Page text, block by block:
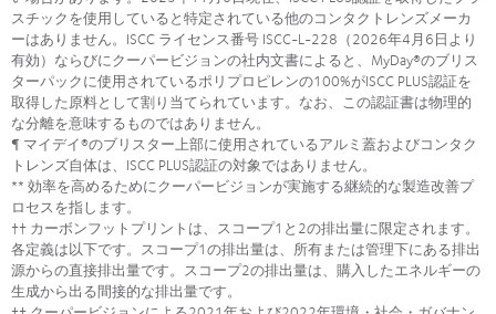
スチックを使用していると特定されている他のコンタクトレンズメーカ
ーはありません。ISCC ライセンス番号 ISCC-L-228（2026年4月6日より
有効）ならびにクーパービジョンの社内文書によると、MyDay®のブリス
ターパックに使用されているポリプロピレンの100%がISCC PLUS認証を
取得した原料として割り当てられています。なお、この認証書は物理的
な分離を意味するものではありません。
¶ マイデイ®のブリスター上部に使用されているアルミ蓋およびコンタク
トレンズ自体は、ISCC PLUS認証の対象ではありません。
** 効率を高めるためにクーパービジョンが実施する継続的な製造改善プ
ロセスを指します。
†† カーボンフットプリントは、スコープ1と2の排出量に限定されます。
各定義は以下です。スコープ1の排出量は、所有または管理下にある排出
源からの直接排出量です。スコープ2の排出量は、購入したエネルギーの
生成から出る間接的な排出量です。